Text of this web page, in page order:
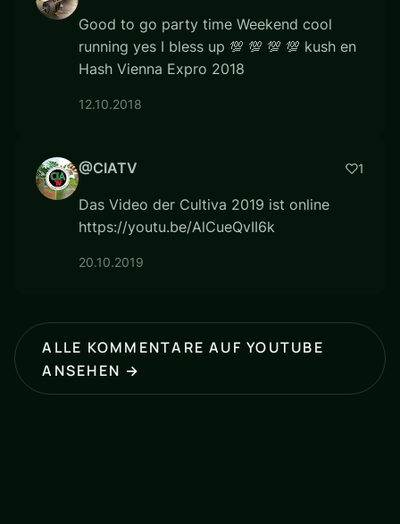
Good to go party time Weekend cool
running yes I bless up 💯 💯 💯 💯 kush en
Hash Vienna Expro 2018
12.10.2018
@CIATV 1
Das Video der Cultiva 2019 ist online
https://youtu.be/AlCueQvII6k
20.10.2019
ALLE KOMMENTARE AUF YOUTUBE
ANSEHEN →